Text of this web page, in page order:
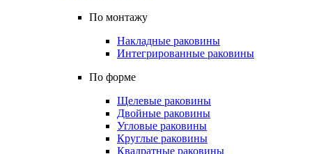
По монтажу
Накладные раковины
Интегрированные раковины
По форме
Щелевые раковины
Двойные раковины
Угловые раковины
Круглые раковины
Квадратные раковины